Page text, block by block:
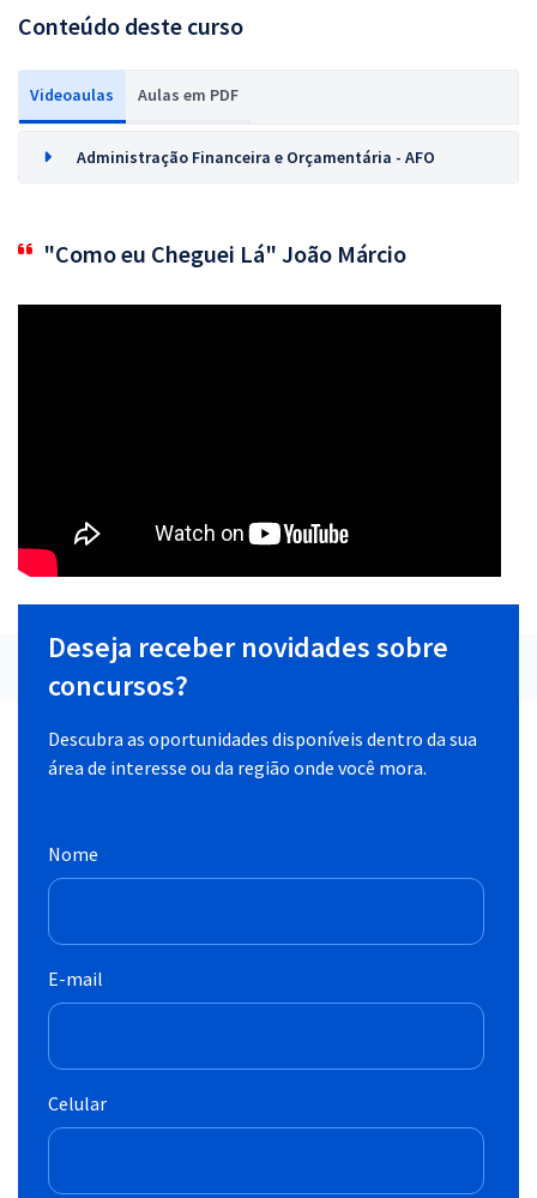
Conteúdo deste curso
Videoaulas Aulas em PDF
Administração Financeira e Orçamentária - AFO
"Como eu Cheguei Lá" João Márcio
Deseja receber novidades sobre
concursos?
Descubra as oportunidades disponíveis dentro da sua
área de interesse ou da região onde você mora.
Nome
E-mail
Celular